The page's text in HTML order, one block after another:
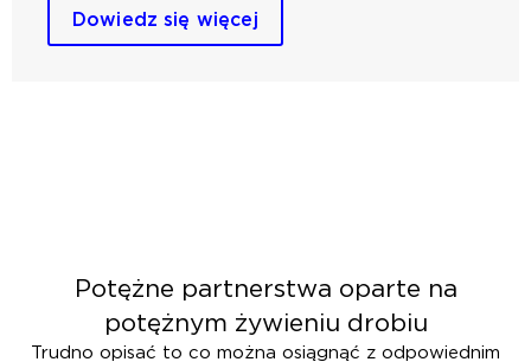
Dowiedz się więcej
Potężne partnerstwa oparte na
potężnym żywieniu drobiu
Trudno opisać to co można osiągnąć z odpowiednim